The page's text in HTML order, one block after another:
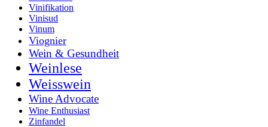
Vinifikation
Vinisud
Vinum
Viognier
Wein & Gesundheit
Weinlese
Weisswein
Wine Advocate
Wine Enthusiast
Zinfandel